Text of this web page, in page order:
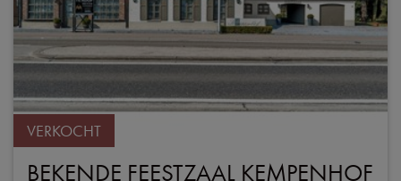
VERKOCHT
BEKENDE FEESTZAAL KEMPENHOF